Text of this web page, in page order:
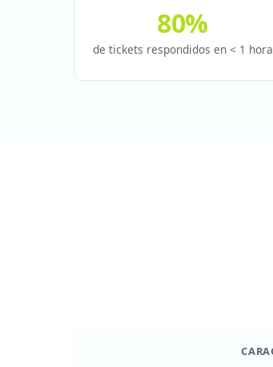
80%
de tickets respondidos en < 1 hora